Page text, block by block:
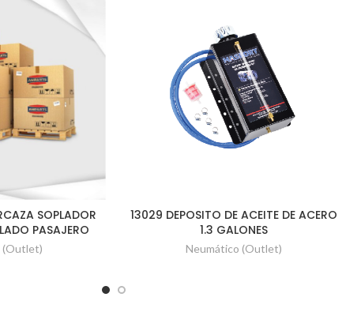
SOPLADOR
PASAJERO
(Outlet)
13029 DEPOSITO DE ACEITE DE ACERO
1.3 GALONES
Neumático (Outlet)